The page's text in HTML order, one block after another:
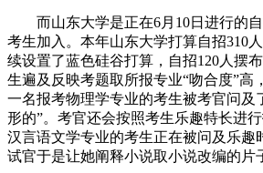
而山东大学是正在6月10日进行的自
考生加入。本年山东大学打算自招310
续设置了蓝色硅谷打算，自招120人摆
生遍及反映考题取所报专业“吻合度”高
一名报考物理学专业的考生被考官问及
形的”。考官还会按照考生乐趣特长进
汉言语文学专业的考生正在被问及乐趣
试官于是让她阐释小说取小说改编的片